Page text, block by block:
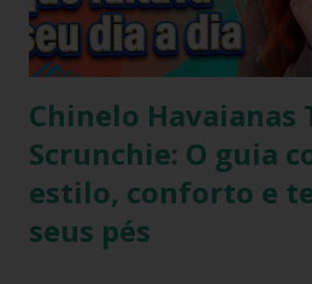
Chinelo Havaianas
Scrunchie: O guia
estilo, conforto e
seus pés